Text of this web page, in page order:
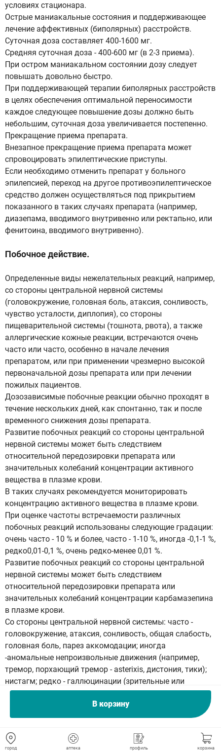
город аптека профиль корзина
В корзину
условиях стационара.
Острые маниакальные состояния и поддерживающее
лечение аффективных (биполярных) расстройств.
Суточная доза составляет 400-1600 мг.
Средняя суточная доза - 400-600 мг (в 2-3 приема).
При остром маниакальном состоянии дозу следует
повышать довольно быстро.
При поддерживающей терапии биполярных расстройств
в целях обеспечения оптимальной переносимости
каждое следующее повышение дозы должно быть
небольшим, суточная доза увеличивается постепенно.
Прекращение приема препарата.
Внезапное прекращение приема препарата может
спровоцировать эпилептические приступы.
Если необходимо отменить препарат у больного
эпилепсией, переход на другое противоэпилептическое
средство должен осуществляться под прикрытием
показанного в таких случаях препарата (например,
диазепама, вводимого внутривенно или ректапьно, или
фенитоина, вводимого внутривенно).
Побочное действие.
Определенные виды нежелательных реакций, например,
со стороны центральной нервной системы
(головокружение, головная боль, атаксия, сонливость,
чувство усталости, диплопия), со стороны
пищеварительной системы (тошнота, рвота), а также
аллергические кожные реакции, встречаются очень
часто или часто, особенно в начале лечения
препаратом, или при применении чрезмерно высокой
первоначальной дозы препарата или при лечении
пожилых пациентов.
Дозозависимые побочные реакции обычно проходят в
течение нескольких дней, как спонтанно, так и после
временного снижения дозы препарата.
Развитие побочных реакций со стороны центральной
нервной системы может быть следствием
относительной передозировки препарата или
значительных колебаний концентрации активного
вещества в плазме крови.
В таких случаях рекомендуется мониторировать
концентрацию активного вещества в плазме крови.
При оценке частоты встречаемости различных
побочных реакций использованы следующие градации:
очень часто - 10 % и более, часто - 1-10 %, иногда -0,1-1 %,
редко0,01-0,1 %, очень редко-менее 0,01 %.
Развитие побочных реакций со стороны центральной
нервной системы может быть следствием
относительной передозировки препарата или
значительных колебаний концентрации карбамазепина
в плазме крови.
Со стороны центральной нервной системы: часто -
головокружение, атаксия, сонливость, общая слабость,
головная боль, парез аккомодации; иногда
-аномальные непроизвольные движения (например,
тремор, порхающий тремор - asterixis, дистония, тики);
нистагм; редко - галлюцинации (зрительные или
слуховые), депрессия, снижение аппетита, беспокойство,
агрессивное поведение, психомоторное возбуждение,
дезориентация, активация психоза, орофациальная
речи (например, дизартрия или невнятная речь),